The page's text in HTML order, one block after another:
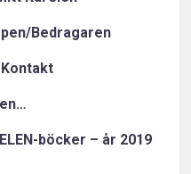
Bedragaren
Kontakt
böcker – år 2019